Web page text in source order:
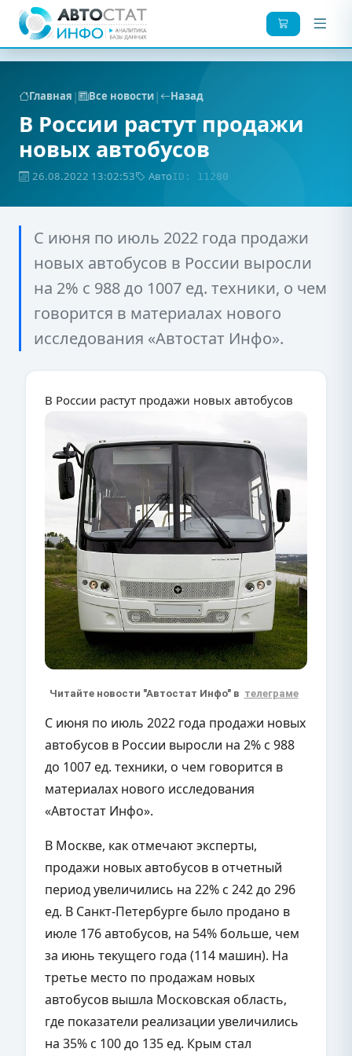
Главная | Все новости| Назад
В России растут продажи
новых автобусов
26.08.2022 13:02:53 АвтоID: 11280
С июня по июль 2022 года продажи
новых автобусов в России выросли
на 2% с 988 до 1007 ед. техники, о чем
говорится в материалах нового
исследования «Автостат Инфо».
В России растут продажи новых автобусов
Читайте новости "Автостат Инфо" в телеграме
С июня по июль 2022 года продажи новых
автобусов в России выросли на 2% с 988
до 1007 ед. техники, о чем говорится в
материалах нового исследования
«Автостат Инфо».
В Москве, как отмечают эксперты,
продажи новых автобусов в отчетный
период увеличились на 22% с 242 до 296
ед. В Санкт-Петербурге было продано в
июле 176 автобусов, на 54% больше, чем
за июнь текущего года (114 машин). На
третье место по продажам новых
автобусов вышла Московская область,
где показатели реализации увеличились
на 35% с 100 до 135 ед. Крым стал